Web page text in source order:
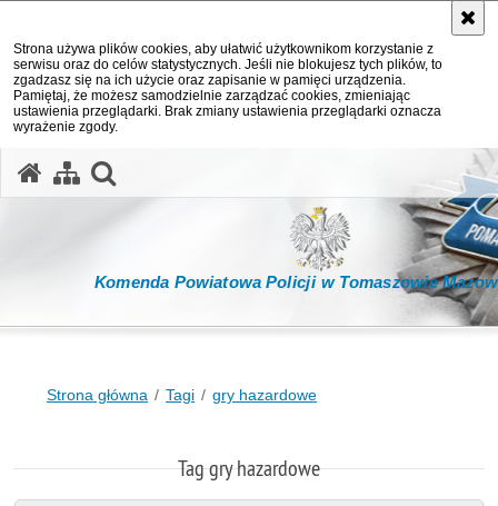
Strona używa plików cookies, aby ułatwić użytkownikom korzystanie z
serwisu oraz do celów statystycznych. Jeśli nie blokujesz tych plików, to
zgadzasz się na ich użycie oraz zapisanie w pamięci urządzenia.
Pamiętaj, że możesz samodzielnie zarządzać cookies, zmieniając
ustawienia przeglądarki. Brak zmiany ustawienia przeglądarki oznacza
wyrażenie zgody.
Komenda Powiatowa Policji w Tomaszowie
Strona główna Tagi gry hazardowe
Tag gry hazardowe